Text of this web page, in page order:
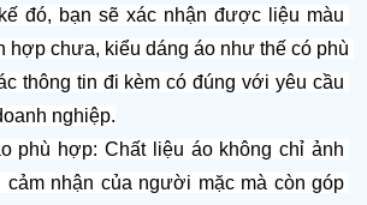
đó, bạn sẽ xác nhận được liệu màu
hợp chưa, kiểu dáng áo như thế có phù
thông tin đi kèm có đúng với yêu cầu
nghiệp.
phù hợp: Chất liệu áo không chỉ ảnh
cảm nhận của người mặc mà còn góp